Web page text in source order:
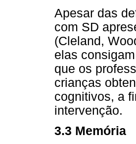
Apesar das
com SD
(Cleland,
elas
que os
crianças
cognitivos, a
intervenção.
3.3 Memória